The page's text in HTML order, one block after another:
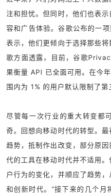
注和担忧。但同时，他们也表
容和广告体验。谷歌公布的一
表示，他们更倾向于选择那些
歌方面透露，目前，谷歌
果衡量 API 已全面可用。在今
围内为 1% 的用户默认限制了第
尽管每一次行业的重大转变都
奇。回想向移动时代的转型。
趋势，抵制作出改变，部分原
代的工具在移动时代并不适用
户行为的变化，并顺应了趋势
和创新时代。“接下来的几个